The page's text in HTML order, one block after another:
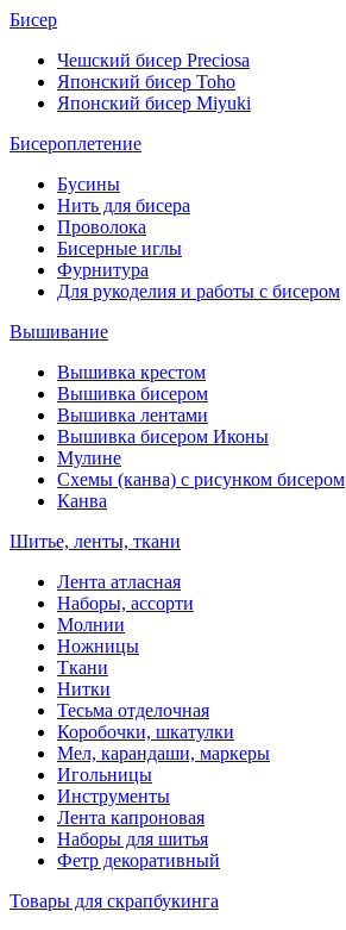
Бисер
Чешский бисер Preciosa
Японский бисер Toho
Японский бисер Miyuki
Бисероплетение
Бусины
Нить для бисера
Проволока
Бисерные иглы
Фурнитура
Для рукоделия и работы с бисером
Вышивание
Вышивка крестом
Вышивка бисером
Вышивка лентами
Вышивка бисером Иконы
Мулине
Схемы (канва) с рисунком бисером
Канва
Шитье, ленты, ткани
Лента атласная
Наборы, ассорти
Молнии
Ножницы
Ткани
Нитки
Тесьма отделочная
Коробочки, шкатулки
Мел, карандаши, маркеры
Игольницы
Инструменты
Лента капроновая
Наборы для шитья
Фетр декоративный
Товары для скрапбукинга